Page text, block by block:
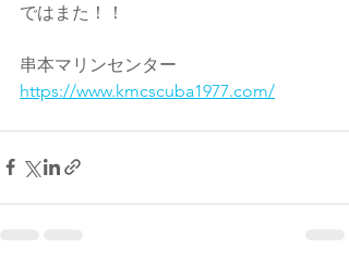
ではまた！！
串本マリンセンター
https://www.kmcscuba1977.com/